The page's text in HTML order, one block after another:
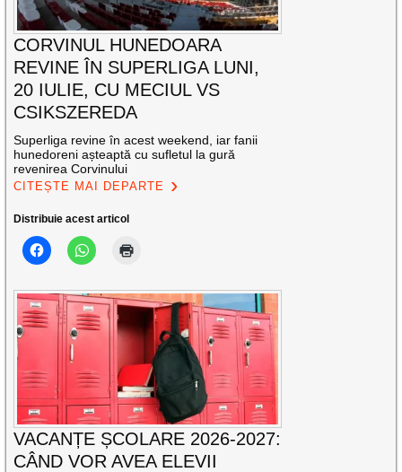
CORVINUL HUNEDOARA
REVINE ÎN SUPERLIGA LUNI,
20 IULIE, CU MECIUL VS
CSIKSZEREDA
Superliga revine în acest weekend, iar fanii
hunedoreni așteaptă cu sufletul la gură
revenirea Corvinului
CITEȘTE MAI DEPARTE
Distribuie acest articol
VACANȚE ȘCOLARE 2026-2027:
CÂND VOR AVEA ELEVII